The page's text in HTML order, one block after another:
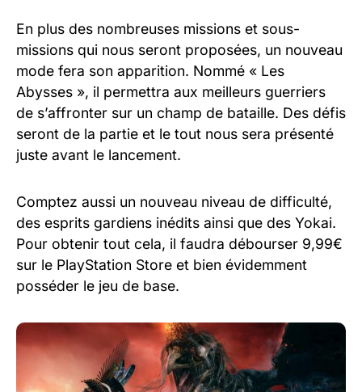
En plus des nombreuses missions et sous-
missions qui nous seront proposées, un nouveau
mode fera son apparition. Nommé « Les
Abysses », il permettra aux meilleurs guerriers
de s’affronter sur un champ de bataille. Des défis
seront de la partie et le tout nous sera présenté
juste avant le lancement.
Comptez aussi un nouveau niveau de difficulté,
des esprits gardiens inédits ainsi que des Yokai.
Pour obtenir tout cela, il faudra débourser 9,99€
sur le PlayStation Store et bien évidemment
posséder le jeu de base.